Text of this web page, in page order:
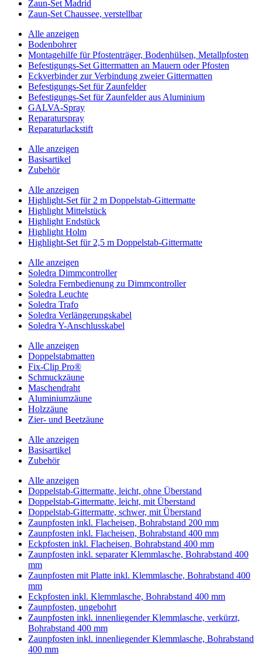
Zaun-Set Madrid
Zaun-Set Chaussee, verstellbar
Alle anzeigen
Bodenbohrer
Montagehilfe für Pfostenträger, Bodenhülsen, Metallpfosten
Befestigungs-Set Gittermatten an Mauern oder Pfosten
Eckverbinder zur Verbindung zweier Gittermatten
Befestigungs-Set für Zaunfelder
Befestigungs-Set für Zaunfelder aus Aluminium
GALVA-Spray
Reparaturspray
Reparaturlackstift
Alle anzeigen
Basisartikel
Zubehör
Alle anzeigen
Highlight-Set für 2 m Doppelstab-Gittermatte
Highlight Mittelstück
Highlight Endstück
Highlight Holm
Highlight-Set für 2,5 m Doppelstab-Gittermatte
Alle anzeigen
Soledra Dimmcontroller
Soledra Fernbedienung zu Dimmcontroller
Soledra Leuchte
Soledra Trafo
Soledra Verlängerungskabel
Soledra Y-Anschlusskabel
Alle anzeigen
Doppelstabmatten
Fix-Clip Pro®
Schmuckzäune
Maschendraht
Aluminiumzäune
Holzzäune
Zier- und Beetzäune
Alle anzeigen
Basisartikel
Zubehör
Alle anzeigen
Doppelstab-Gittermatte, leicht, ohne Überstand
Doppelstab-Gittermatte, leicht, mit Überstand
Doppelstab-Gittermatte, schwer, mit Überstand
Zaunpfosten inkl. Flacheisen, Bohrabstand 200 mm
Zaunpfosten inkl. Flacheisen, Bohrabstand 400 mm
Eckpfosten inkl. Flacheisen, Bohrabstand 400 mm
Zaunpfosten inkl. separater Klemmlasche, Bohrabstand 400
mm
Zaunpfosten mit Platte inkl. Klemmlasche, Bohrabstand 400
mm
Eckpfosten inkl. Klemmlasche, Bohrabstand 400 mm
Zaunpfosten, ungebohrt
Zaunpfosten inkl. innenliegender Klemmlasche, verkürzt,
Bohrabstand 400 mm
Zaunpfosten inkl. innenliegender Klemmlasche, Bohrabstand
400 mm